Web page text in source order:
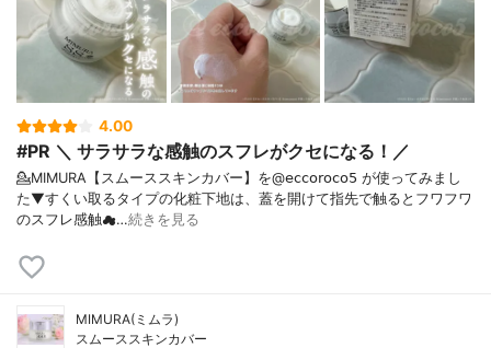
4.00
#PR ＼ サラサラな感触のスフレがクセになる！／
💁MIMURA【スムーススキンカバー】を@𝖾𝖼𝖼𝗈𝗋𝗈𝖼𝗈𝟧 が使ってみまし
た⁡⁡▼⁡すくい取るタイプの化粧下地は、蓋を開けて指先で触るとフワフワ
のスフレ感触☁…続きを見る
MIMURA(ミムラ)
スムーススキンカバー